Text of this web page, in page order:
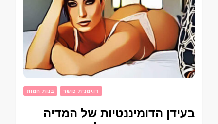
בנות חמות דוגמנית כושר
בעידן הדומיננטיות של המדיה